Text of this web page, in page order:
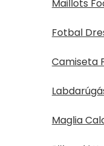
Maillots
Fotbal
Camiseta
Maglia